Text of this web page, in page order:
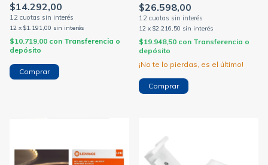
$14.292,00
12 x $1.191,00 sin interés
$10.719,00 con Transferencia o
depósito
$26.598,00
12 x $2.216,50 sin interés
$19.948,50 con Transferencia o
depósito
¡No te lo pierdas, es el último!
Comprar